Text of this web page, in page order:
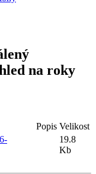
na roky
Popis Velikost
19.8
Kb